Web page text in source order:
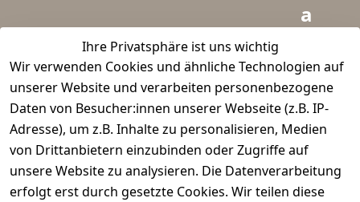
Ihre Privatsphäre ist uns wichtig
Wir verwenden Cookies und ähnliche Technologien auf
unserer Website und verarbeiten personenbezogene
Daten von Besucher:innen unserer Webseite (z.B. IP-
Adresse), um z.B. Inhalte zu personalisieren, Medien
von Drittanbietern einzubinden oder Zugriffe auf
unsere Website zu analysieren. Die Datenverarbeitung
erfolgt erst durch gesetzte Cookies. Wir teilen diese
a
d
m
e
i
s